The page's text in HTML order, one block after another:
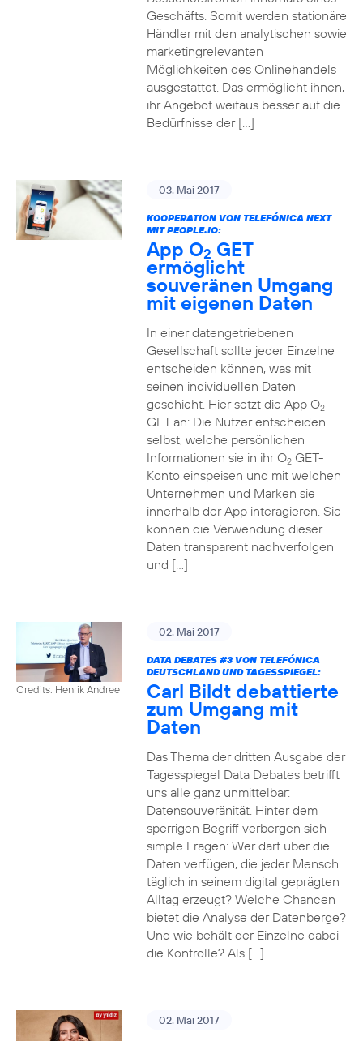
Geschäfts. Somit werden stationäre
Händler mit den analytischen sowie
marketingrelevanten
Möglichkeiten des Onlinehandels
ausgestattet. Das ermöglicht ihnen,
ihr Angebot weitaus besser auf die
Bedürfnisse der […]
03. Mai 2017
KOOPERATION VON TELEFÓNICA NEXT
MIT PEOPLE.IO:
App O2 GET
ermöglicht
souveränen Umgang
mit eigenen Daten
In einer datengetriebenen
Gesellschaft sollte jeder Einzelne
entscheiden können, was mit
seinen individuellen Daten
geschieht. Hier setzt die App O2
GET an: Die Nutzer entscheiden
selbst, welche persönlichen
Informationen sie in ihr O2GET-
Konto einspeisen und mit welchen
Unternehmen und Marken sie
innerhalb der App interagieren. Sie
können die Verwendung dieser
Daten transparent nachverfolgen
und […]
Credits: Henrik Andree
02. Mai 2017
DATA DEBATES #3VON TELEFÓNICA
DEUTSCHLAND UND TAGESSPIEGEL:
Carl Bildt debattierte
zum Umgang mit
Daten
Das Thema der dritten Ausgabe der
Tagesspiegel Data Debates betrifft
uns alle ganz unmittelbar:
Datensouveränität. Hinter dem
sperrigen Begriff verbergen sich
simple Fragen: Wer darf über die
Daten verfügen, die jeder Mensch
täglich in seinem digital geprägten
Alltag erzeugt? Welche Chancen
bietet die Analyse der Datenberge?
Und wie behält der Einzelne dabei
die Kontrolle? Als […]
02. Mai 2017